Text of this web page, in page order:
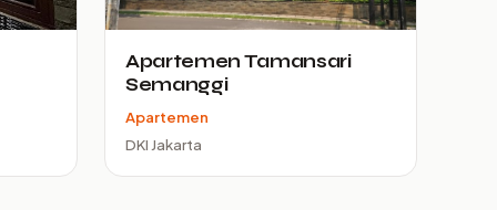
Apartemen Tamansari
Semanggi
Apartemen
DKI Jakarta